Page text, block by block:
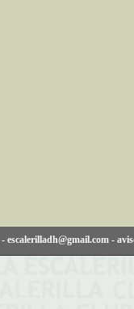
- escalerilladh@gmail.com -